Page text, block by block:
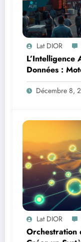
Lat DIOR
L’Intelligence
Données :
Logistique et
Décembre 8,
Lat DIOR
Orchestration